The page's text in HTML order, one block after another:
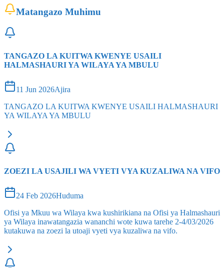
Matangazo Muhimu
TANGAZO LA KUITWA KWENYE USAILI
HALMASHAURI YA WILAYA YA MBULU
11 Jun 2026Ajira
TANGAZO LA KUITWA KWENYE USAILI HALMASHAURI
YA WILAYA YA MBULU
ZOEZI LA USAJILI WA VYETI VYA KUZALIWA NA VIFO
24 Feb 2026Huduma
Ofisi ya Mkuu wa Wilaya kwa kushirikiana na Ofisi ya Halmashauri
ya Wilaya inawatangazia wananchi wote kuwa tarehe 2-4/03/2026
kutakuwa na zoezi la utoaji vyeti vya kuzaliwa na vifo.